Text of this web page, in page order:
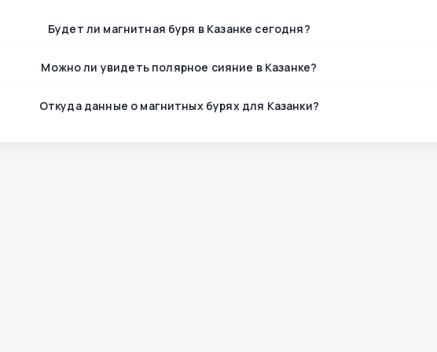
Будет ли магнитная буря в Казанке сегодня?
Можно ли увидеть полярное сияние в Казанке?
Откуда данные о магнитных бурях для Казанки?